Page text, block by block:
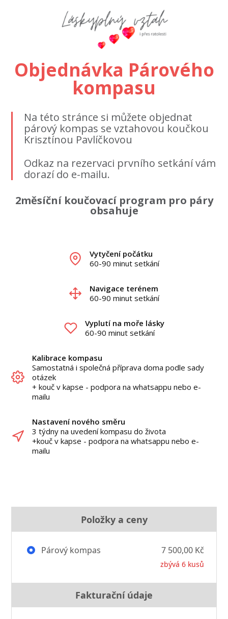
Objednávka Párového
kompasu
Na této stránce si můžete objednat
párový kompas se vztahovou koučkou
Krisztínou Pavlíčkovou
Odkaz na rezervaci prvního setkání vám
dorazí do e-mailu.
2měsíční koučovací program pro páry
obsahuje
Vytyčení počátku
60-90 minut setkání
Navigace terénem
60-90 minut setkání
Vyplutí na moře lásky
60-90 minut setkání
Kalibrace kompasu
Samostatná i společná příprava doma podle sady
otázek
+ kouč v kapse - podpora na whatsappu nebo e-
mailu
Nastavení nového směru
3 týdny na uvedení kompasu do života
+kouč v kapse - podpora na whatsappu nebo e-
mailu
Položky a ceny
Párový kompas
zbývá 6 kusů
7 500,00 Kč
Fakturační údaje